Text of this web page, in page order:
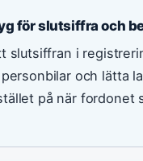
för slutsiffra och
slutsiffran i
och lätta
på när fordonet